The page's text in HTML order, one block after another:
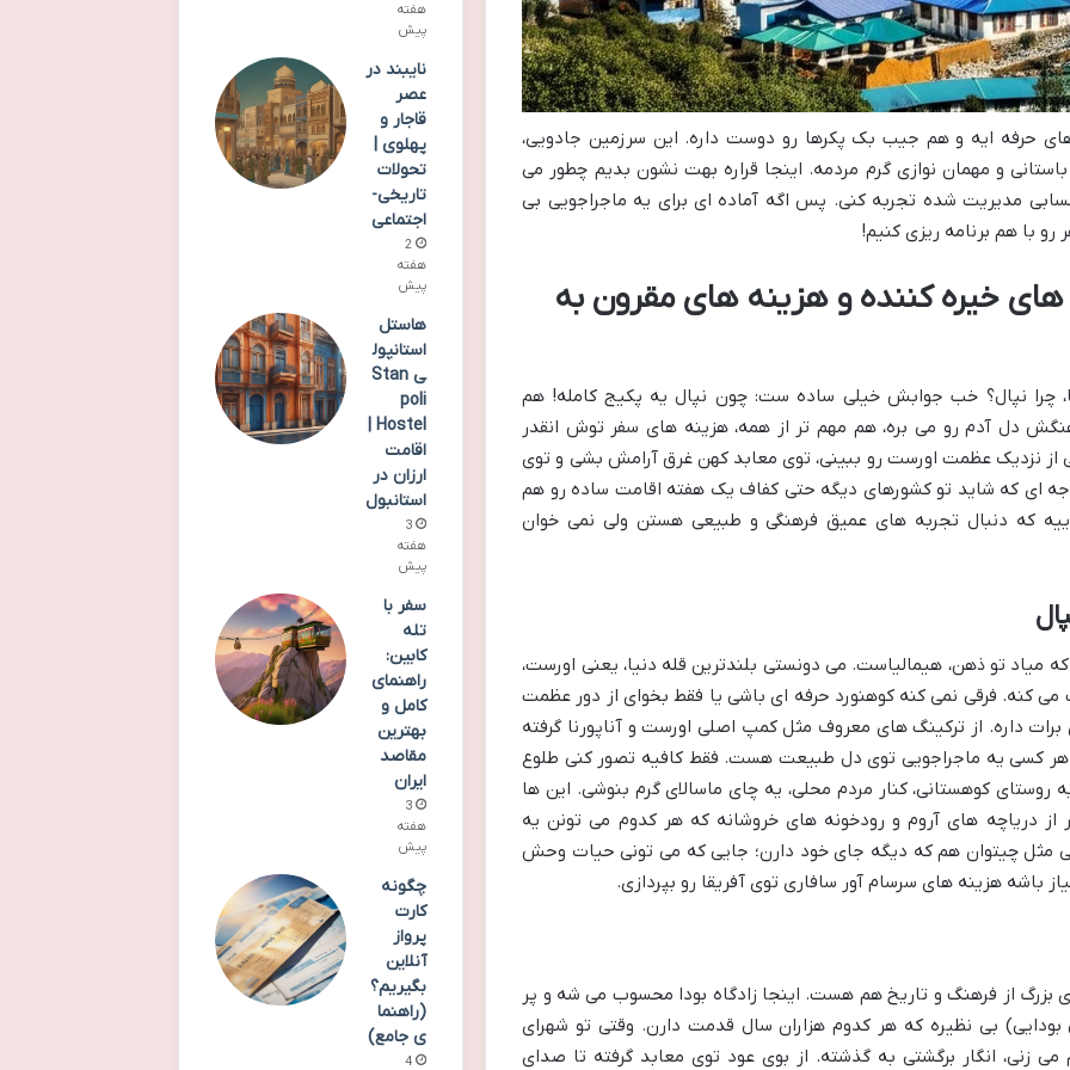
حرفه ایه و هم جیب بک پکرها رو دوست داره. این سرزمین جادویی،
باستانی و مهمان نوازی گرم مردمه. اینجا قراره بهت نشون بدیم چطور می
مدیریت شده تجربه کنی. پس اگه آماده ای برای یه ماجراجویی بی
رو با هم برنامه ریزی کنیم!
های خیره کننده و هزینه های مقرون به
چرا نپال؟ خب جوابش خیلی ساده ست: چون نپال یه پکیج کامله! هم
دل آدم رو می بره، هم مهم تر از همه، هزینه های سفر توش انقدر
از نزدیک عظمت اورست رو ببینی، توی معابد کهن غرق آرامش بشی و توی
ای که شاید تو کشورهای دیگه حتی کفاف یک هفته اقامت ساده رو هم
که دنبال تجربه های عمیق فرهنگی و طبیعی هستن ولی نمی خوان
میاد تو ذهن، هیمالیاست. می دونستی بلندترین قله دنیا، یعنی اورست،
کنه. فرقی نمی کنه کوهنورد حرفه ای باشی یا فقط بخوای از دور عظمت
داره. از ترکینگ های معروف مثل کمپ اصلی اورست و آناپورنا گرفته
هر کسی یه ماجراجویی توی دل طبیعت هست. فقط کافیه تصور کنی طلوع
روستای کوهستانی، کنار مردم محلی، یه چای ماسالای گرم بنوشی. این ها
از دریاچه های آروم و رودخونه های خروشانه که هر کدوم می تونن یه
مثل چیتوان هم که دیگه جای خود دارن؛ جایی که می تونی حیات وحش
باشه هزینه های سرسام آور سافاری توی آفریقا رو بپردازی.
از فرهنگ و تاریخ هم هست. اینجا زادگاه بودا محسوب می شه و پر
بودایی) بی نظیره که هر کدوم هزاران سال قدمت دارن. وقتی تو شهرای
می زنی، انگار برگشتی به گذشته. از بوی عود توی معابد گرفته تا صدای
هفته
پیش
نایبند در
عصر
قاجار و
پهلوی |
تحولات
تاریخی-
اجتماعی
2
هفته
پیش
هاستل
استانپول
ی Stan
poli
Hostel |
اقامت
ارزان در
استانبول
3
هفته
پیش
سفر با
تله
کابین:
راهنمای
کامل و
بهترین
مقاصد
ایران
3
هفته
پیش
چگونه
کارت
پرواز
آنلاین
بگیریم؟
(راهنما
ی جامع)
4